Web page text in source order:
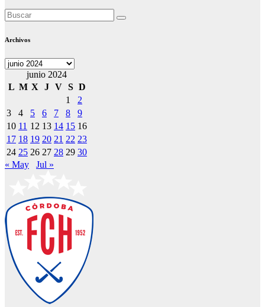
Archivos
Archivos
junio 2024
L M X J V S D
1
2
3
4 5 6 7 8
9
10 11 12 13 14 15 16
17 18 19 20 21 22 23
24 25 26 27 28 29 30
« May
Jul »